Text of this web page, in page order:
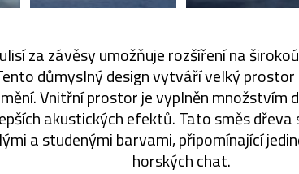
za závěsy umožňuje rozšíření na
důmyslný design vytváří velký
Vnitřní prostor je vyplněn množstvím
akustických efektů. Tato směs
a studenými barvami, připomínající
horských chat.